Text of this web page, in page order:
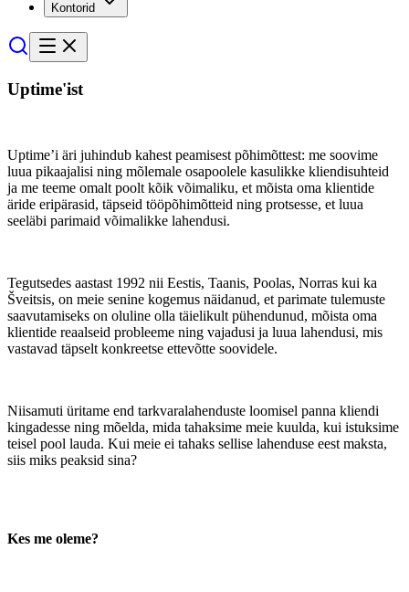
Kontorid
Uptime'ist
Uptime’i äri juhindub kahest peamisest põhimõttest: me soovime
luua pikaajalisi ning mõlemale osapoolele kasulikke kliendisuhteid
ja me teeme omalt poolt kõik võimaliku, et mõista oma klientide
äride eripärasid, täpseid tööpõhimõtteid ning protsesse, et luua
seeläbi parimaid võimalikke lahendusi.
Tegutsedes aastast 1992 nii Eestis, Taanis, Poolas, Norras kui ka
Šveitsis, on meie senine kogemus näidanud, et parimate tulemuste
saavutamiseks on oluline olla täielikult pühendunud, mõista oma
klientide reaalseid probleeme ning vajadusi ja luua lahendusi, mis
vastavad täpselt konkreetse ettevõtte soovidele.
Niisamuti üritame end tarkvaralahenduste loomisel panna kliendi
kingadesse ning mõelda, mida tahaksime meie kuulda, kui istuksime
teisel pool lauda. Kui meie ei tahaks sellise lahenduse eest maksta,
siis miks peaksid sina?
Kes me oleme?